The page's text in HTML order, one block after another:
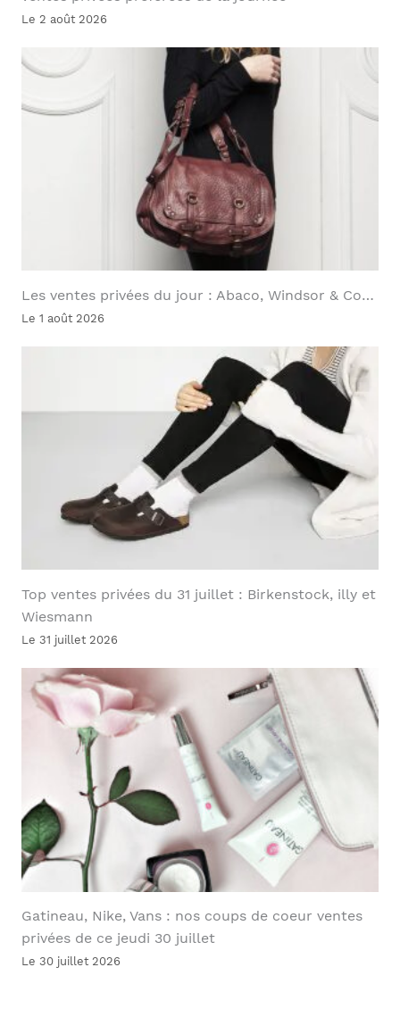
Le 2 août 2026
Les ventes privées du jour : Abaco, Windsor & Co…
Le 1 août 2026
Top ventes privées du 31 juillet : Birkenstock, illy et
Wiesmann
Le 31 juillet 2026
Gatineau, Nike, Vans : nos coups de coeur ventes
privées de ce jeudi 30 juillet
Le 30 juillet 2026